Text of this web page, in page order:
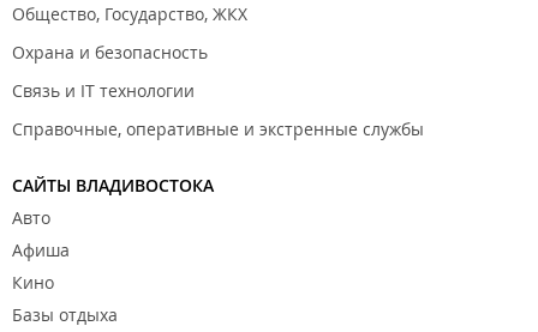
Общество, Государство, ЖКХ
Охрана и безопасность
Связь и IT технологии
Справочные, оперативные и экстренные службы
САЙТЫ ВЛАДИВОСТОКА
Авто
Афиша
Кино
Базы отдыха